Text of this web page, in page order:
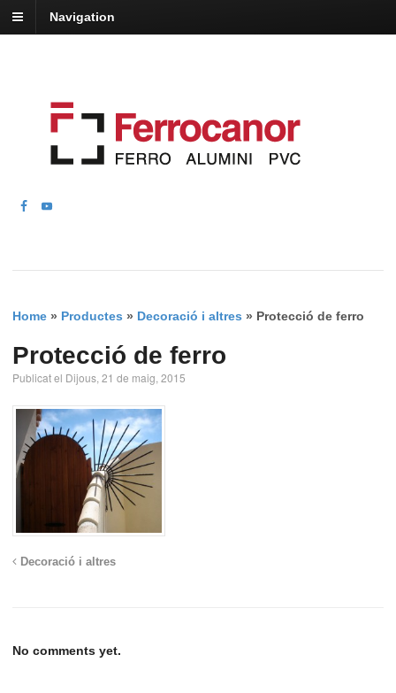
Navigation
Home » Productes » Decoració i altres » Protecció de ferro
Protecció de ferro
Publicat el Dijous, 21 de maig, 2015
Decoració i altres
No comments yet.